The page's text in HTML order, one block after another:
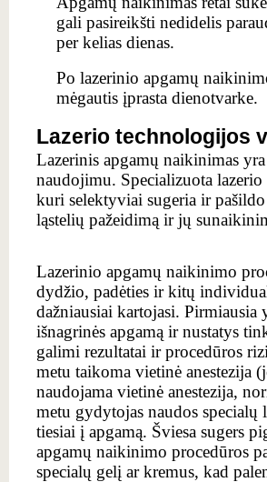
gali pasireikšti nedidelis
per kelias dienas.
Po lazerinio apgamų
mėgautis įprasta dienotvarke.
Lazerio technologijos
Lazerinis apgamų naikinimas
naudojimu. Specializuota
kuri selektyviai sugeria ir
ląstelių pažeidimą ir jų
Lazerinio apgamų naikinimo
dydžio, padėties ir kitų
dažniausiai kartojasi.
išnagrinės apgamą ir nustatys
galimi rezultatai ir procedūros
metu taikoma vietinė anestezija
naudojama vietinė anestezija,
metu gydytojas naudos specialų
tiesiai į apgamą. Šviesa sugers
apgamų naikinimo procedūros
specialų gelį ar kremus, kad